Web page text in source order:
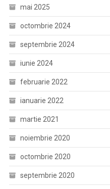
mai 2025
octombrie 2024
septembrie 2024
iunie 2024
februarie 2022
ianuarie 2022
martie 2021
noiembrie 2020
octombrie 2020
septembrie 2020